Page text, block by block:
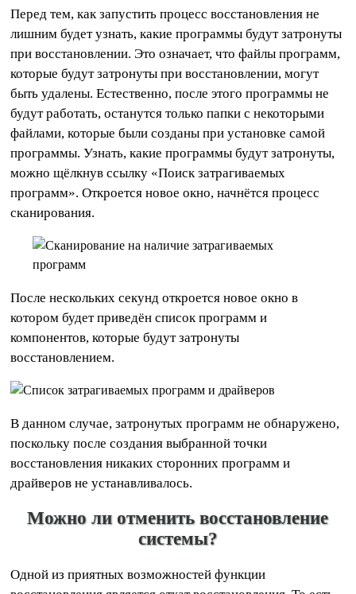
Перед тем, как запустить процесс восстановления не
лишним будет узнать, какие программы будут затронуты
при восстановлении. Это означает, что файлы программ,
которые будут затронуты при восстановлении, могут
быть удалены. Естественно, после этого программы не
будут работать, останутся только папки с некоторыми
файлами, которые были созданы при установке самой
программы. Узнать, какие программы будут затронуты,
можно щёлкнув ссылку «Поиск затрагиваемых
программ». Откроется новое окно, начнётся процесс
сканирования.
После нескольких секунд откроется новое окно в
котором будет приведён список программ и
компонентов, которые будут затронуты
восстановлением.
В данном случае, затронутых программ не обнаружено,
поскольку после создания выбранной точки
восстановления никаких сторонних программ и
драйверов не устанавливалось.
Можно ли отменить восстановление
системы?
Одной из приятных возможностей функции